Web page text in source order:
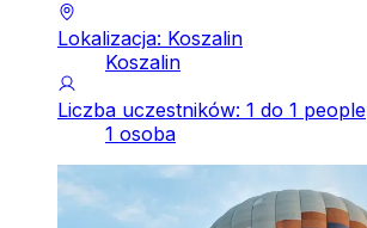
Lokalizacja: Koszalin
Koszalin
Liczba uczestników: 1 do 1 people
1 osoba